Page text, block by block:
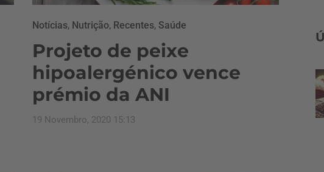
Notícias, Nutrição, Recentes, Saúde
Projeto de peixe
hipoalergénico vence
prémio da ANI
19 Novembro, 2020 15:13